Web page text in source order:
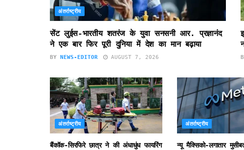
अंतर्राष्ट्रीय
सेंट लुईस-भारतीय शतरंज के युवा सनसनी आर. प्रज्ञानंद
ने एक बार फिर पूरी दुनिया में देश का मान बढ़ाया
BY NEWS-EDITOR AUGUST 7, 2026
अंतर्राष्ट्रीय
बैंकॉक-सिरफिरे छात्र ने की अंधाधुंध फायरिंग
अंतर्राष्ट्रीय
न्यू मैक्सिको-लगातार